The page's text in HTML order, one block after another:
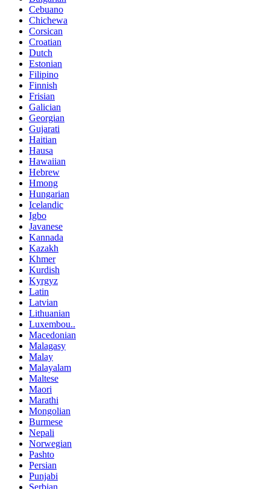
Cebuano
Chichewa
Corsican
Croatian
Dutch
Estonian
Filipino
Finnish
Frisian
Galician
Georgian
Gujarati
Haitian
Hausa
Hawaiian
Hebrew
Hmong
Hungarian
Icelandic
Igbo
Javanese
Kannada
Kazakh
Khmer
Kurdish
Kyrgyz
Latin
Latvian
Lithuanian
Luxembou..
Macedonian
Malagasy
Malay
Malayalam
Maltese
Maori
Marathi
Mongolian
Burmese
Nepali
Norwegian
Pashto
Persian
Punjabi